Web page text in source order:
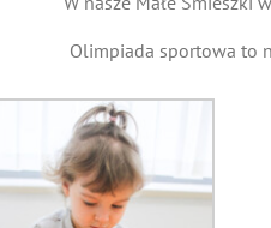
Olimpiada sportowa to